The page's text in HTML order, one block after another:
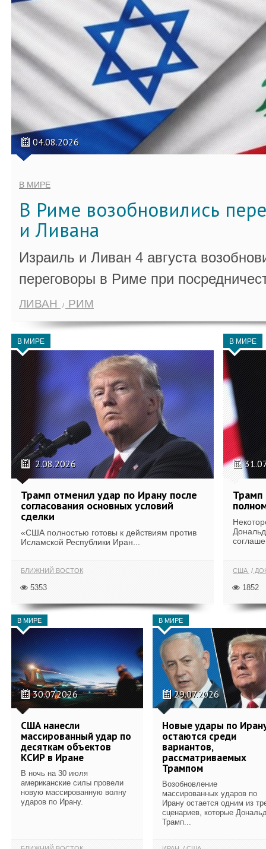
04.08.2026
В МИРЕ
В Риме возобновились
и Ливана
Израиль и Ливан 4 августа
переговоры в Риме при
ЛИВАН РИМ
В МИРЕ
2.08.2026
Трамп отменил удар по Ирану после
согласования основных условий
сделки
«США полностью готовы к действиям против
Исламской Республики Иран...
БЛИЖНИЙ ВОСТОК
5353
В МИРЕ
Трамп
США
1852
В МИРЕ
30.07.2026
США нанесли
массированный удар по
десяткам объектов
КСИР в Иране
В ночь на 30 июля
американские силы провели
новую массированную волну
ударов по Ирану.
В МИРЕ
29.07.2026
Новые удары по
остаются среди
вариантов,
рассматриваемых
Трампом
Возобновление
массированных ударов по
Ирану остается одним из
сценариев, которые
Трамп...